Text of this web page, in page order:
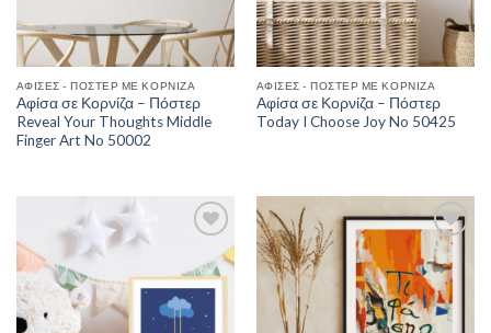
ΑΦΊΣΕΣ - ΠΌΣΤΕΡ ΜΕ ΚΟΡΝΊΖΑ
Αφίσα σε Κορνίζα – Πόστερ
Reveal Your Thoughts Middle
Finger Art No 50002
ΑΦΊΣΕΣ - ΠΌΣΤΕΡ ΜΕ ΚΟΡΝΊΖΑ
Αφίσα σε Κορνίζα – Πόστερ
Today I Choose Joy No 50425
Wishlist
Add to
Wishlist